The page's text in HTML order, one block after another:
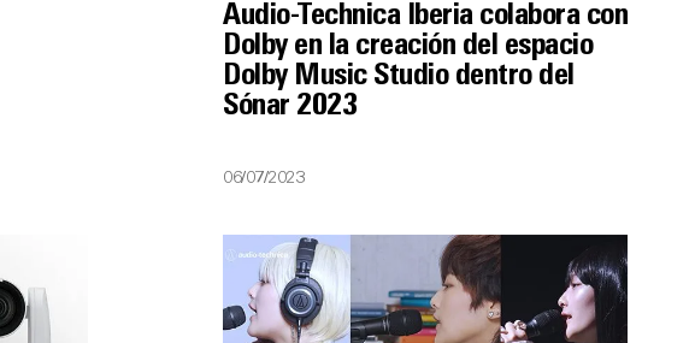
Audio-Technica Iberia colabora con
Dolby en la creación del espacio
Dolby Music Studio dentro del
Sónar 2023
06/07/2023